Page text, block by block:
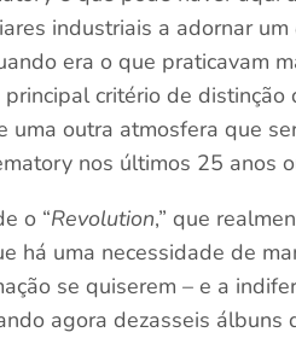
industriais a adornar um
era o que praticavam
critério de
uma outra atmosfera que
nos últimos 25 anos
o “Revolution,” que
há uma necessidade de
se quiserem – e a
agora dezasseis álbuns